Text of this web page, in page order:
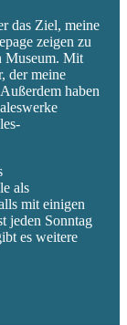
das Ziel, meine
zeigen zu
Museum. Mit
der meine
haben
als
mit einigen
jeden Sonntag
es weitere